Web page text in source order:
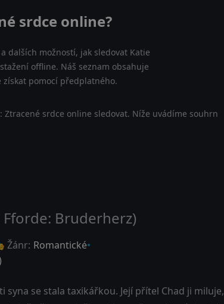
srdce online?
dalších možností, jak sledovat Katie
offline. Náš seznam obsahuje
pomocí předplatného.
srdce online sledovat. Níže uvádíme souhrn
Fforde: Bruderherz)
Žánr: Romantické
se stala taxikářkou. Její přítel Chad ji miluje,